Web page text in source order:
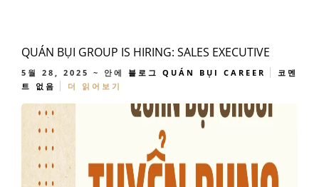
QUÁN BỤI GROUP IS HIRING: SALES EXECUTIVE
5월 28, 2025 ~ 안에 블로그 QUÁN BỤI CAREER
코멘
트 없음
더 읽어보기